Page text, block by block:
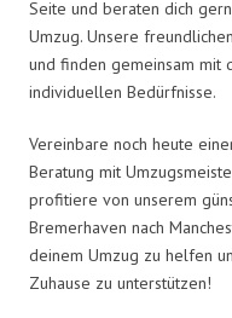
Seite und beraten dich
Umzug. Unsere
und finden gemeinsam mit
individuellen Bedürfnisse.
Vereinbare noch heute
Beratung mit
profitiere von unserem
Bremerhaven nach
deinem Umzug zu helfen
Zuhause zu unterstützen!